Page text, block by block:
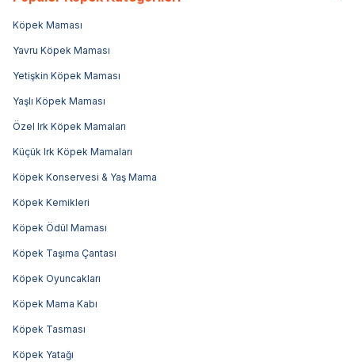
Köpek Maması
Yavru Köpek Maması
Yetişkin Köpek Maması
Yaşlı Köpek Maması
Özel Irk Köpek Mamaları
Küçük Irk Köpek Mamaları
Köpek Konservesi & Yaş Mama
Köpek Kemikleri
Köpek Ödül Maması
Köpek Taşıma Çantası
Köpek Oyuncakları
Köpek Mama Kabı
Köpek Tasması
Köpek Yatağı